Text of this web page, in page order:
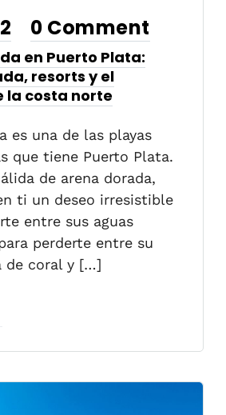
0 Comment
en Puerto Plata:
resorts y el
la costa norte
es una de las playas
que tiene Puerto Plata.
de arena dorada,
ti un deseo irresistible
entre sus aguas
perderte entre su
de coral y […]